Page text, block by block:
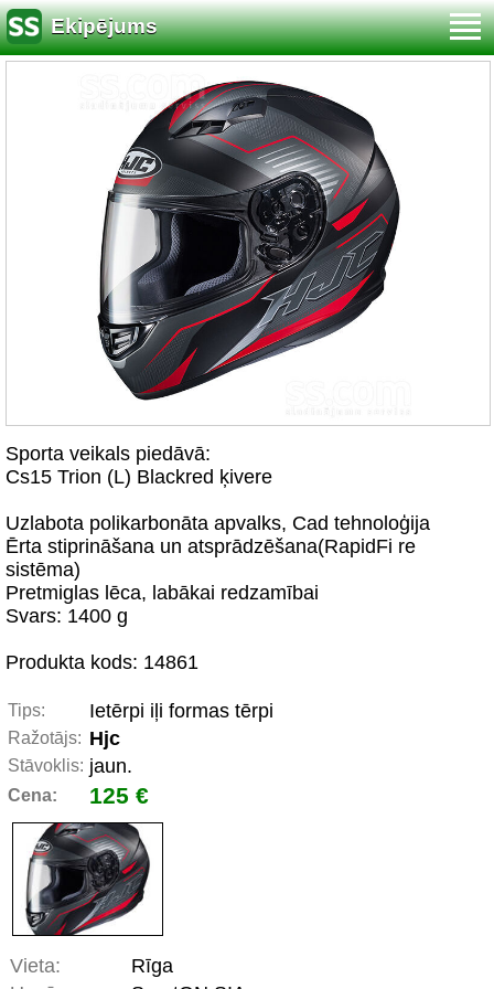
Ekipējums
Sporta veikals piedāvā:
Cs15 Trion (L) Blackred ķivere
Uzlabota polikarbonāta apvalks, Cad tehnoloģija
Ērta stiprināšana un atsprādzēšana(RapidFi re
sistēma)
Pretmiglas lēca, labākai redzamībai
Svars: 1400 g
Produkta kods: 14861
Tips: Ietērpi iļi formas tērpi
Ražotājs: Hjc
Stāvoklis: jaun.
Cena: 125 €
Vieta:
Rīga